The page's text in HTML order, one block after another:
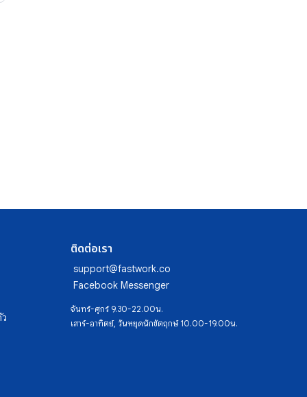
ติดต่อเรา
support@fastwork.co
Facebook Messenger
จันทร์-ศุกร์ 9.30-22.00น.
เสาร์-อาทิตย์, วันหยุดนักขัตฤกษ์ 10.00-19.00น.